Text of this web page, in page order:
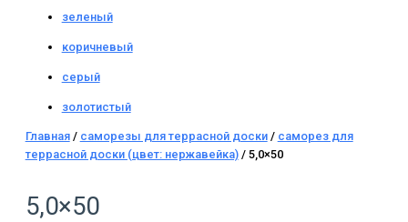
зеленый
коричневый
серый
золотистый
Главная/ саморезы для террасной доски/ саморез для
террасной доски (цвет: нержавейка)/ 5,0×50
5,0×50